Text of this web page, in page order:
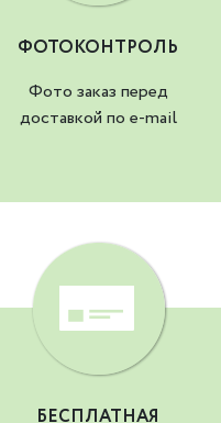
ФОТОКОНТРОЛЬ
Фото заказ перед
доставкой по e-mail
БЕСПЛАТНАЯ